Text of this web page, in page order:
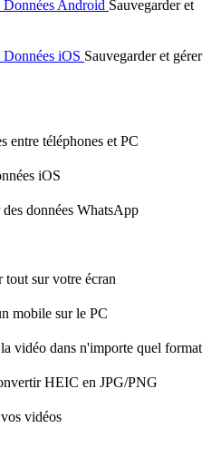
Données Android Sauvegarder et
iOS Sauvegarder et gérer
entre téléphones et PC
iOS
des données WhatsApp
tout sur votre écran
mobile sur le PC
vidéo dans n'importe quel format
HEIC en JPG/PNG
vidéos